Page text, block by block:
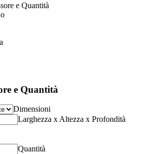
e Quantità
e Quantità
Dimensioni
Larghezza x Altezza x Profondità
Quantità